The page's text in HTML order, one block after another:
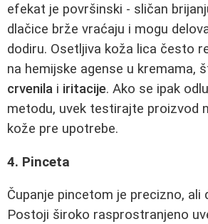
efekat je površinski - sličan
dlačice brže vraćaju i mogu
dodiru. Osetljiva koža lica često
na hemijske agense u kremama,
crvenila i iritacije. Ako se ipak
metodu, uvek testirajte proizvod
kože pre upotrebe.
4. Pinceta
Čupanje pincetom je precizno, ali
Postoji široko rasprostranjeno